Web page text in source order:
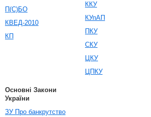
П(С)БО
КВЕД-2010
КП
ККУ
КУпАП
ПКУ
СКУ
ЦКУ
ЦПКУ
Основні Закони
України
ЗУ Про банкрутство